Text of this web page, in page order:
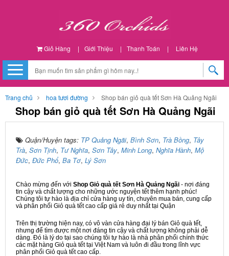
Giỏ Hàng | Giới Thiệu | Thanh Toán | Liên Hệ
Trang chủ hoa tươi đường Shop bán giỏ quà tết Sơn Hà Quảng Ngãi
Shop bán giỏ quà tết Sơn Hà Quảng Ngãi
Quận/Huyện tags: TP Quảng Ngãi, Bình Sơn, Trà Bồng, Tây
Trà, Sơn Tịnh, Tư Nghĩa, Sơn Tây, Minh Long, Nghĩa Hành, Mộ
Đức, Đức Phổ, Ba Tơ, Lý Sơn
Chào mừng đến với Shop Giỏ quà tết Sơn Hà Quảng Ngãi - nơi đáng
tin cậy và chất lượng cho những ước nguyện tết thêm hạnh phúc!
Chúng tôi tự hào là địa chỉ cửa hàng uy tín, chuyên mua bán, cung cấp
và phân phối Giỏ quà tết cao cấp giá rẻ duy nhất tại Quận
Trên thị trường hiện nay, có vô vàn cửa hàng đại lý bán Giỏ quà tết,
nhưng để tìm được một nơi đáng tin cậy và chất lượng không phải dễ
dàng. Đó là lý do tại sao chúng tôi tự hào là nhà phân phối chính thức
các mặt hàng Giỏ quà tết tại Việt Nam và luôn đi đầu trong lĩnh vực
phân phối Giỏ quà tết cao cấp.